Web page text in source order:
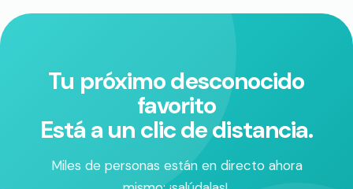
Tu próximo desconocido
favorito
Está a un clic de distancia.
Miles de personas están en directo ahora